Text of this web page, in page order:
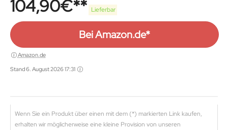
Person
104,90€ Lieferbar
Bei Amazon.de*
Amazon.de
Stand 6. August 2026 17:31
Wenn Sie ein Produkt über einen mit dem (*) markierten Link kaufen,
erhalten wir möglicherweise eine kleine Provision von unseren